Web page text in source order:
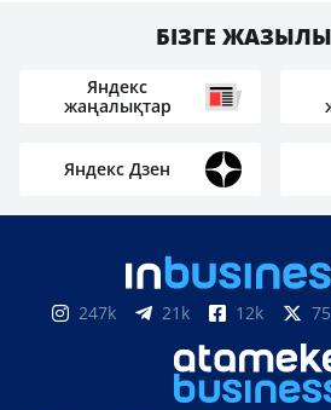
БІЗГЕ
Яндекс
жаңалықтар
Яндекс Дзен
247k 21k 12k 75